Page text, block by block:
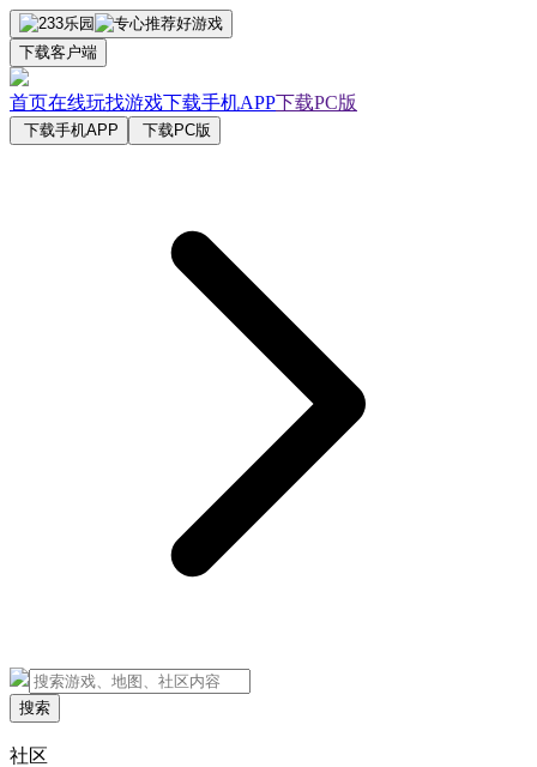
下载客户端
首页在线玩找游戏下载手机APP下载PC版
下载手机APP 下载PC版
搜索
社区